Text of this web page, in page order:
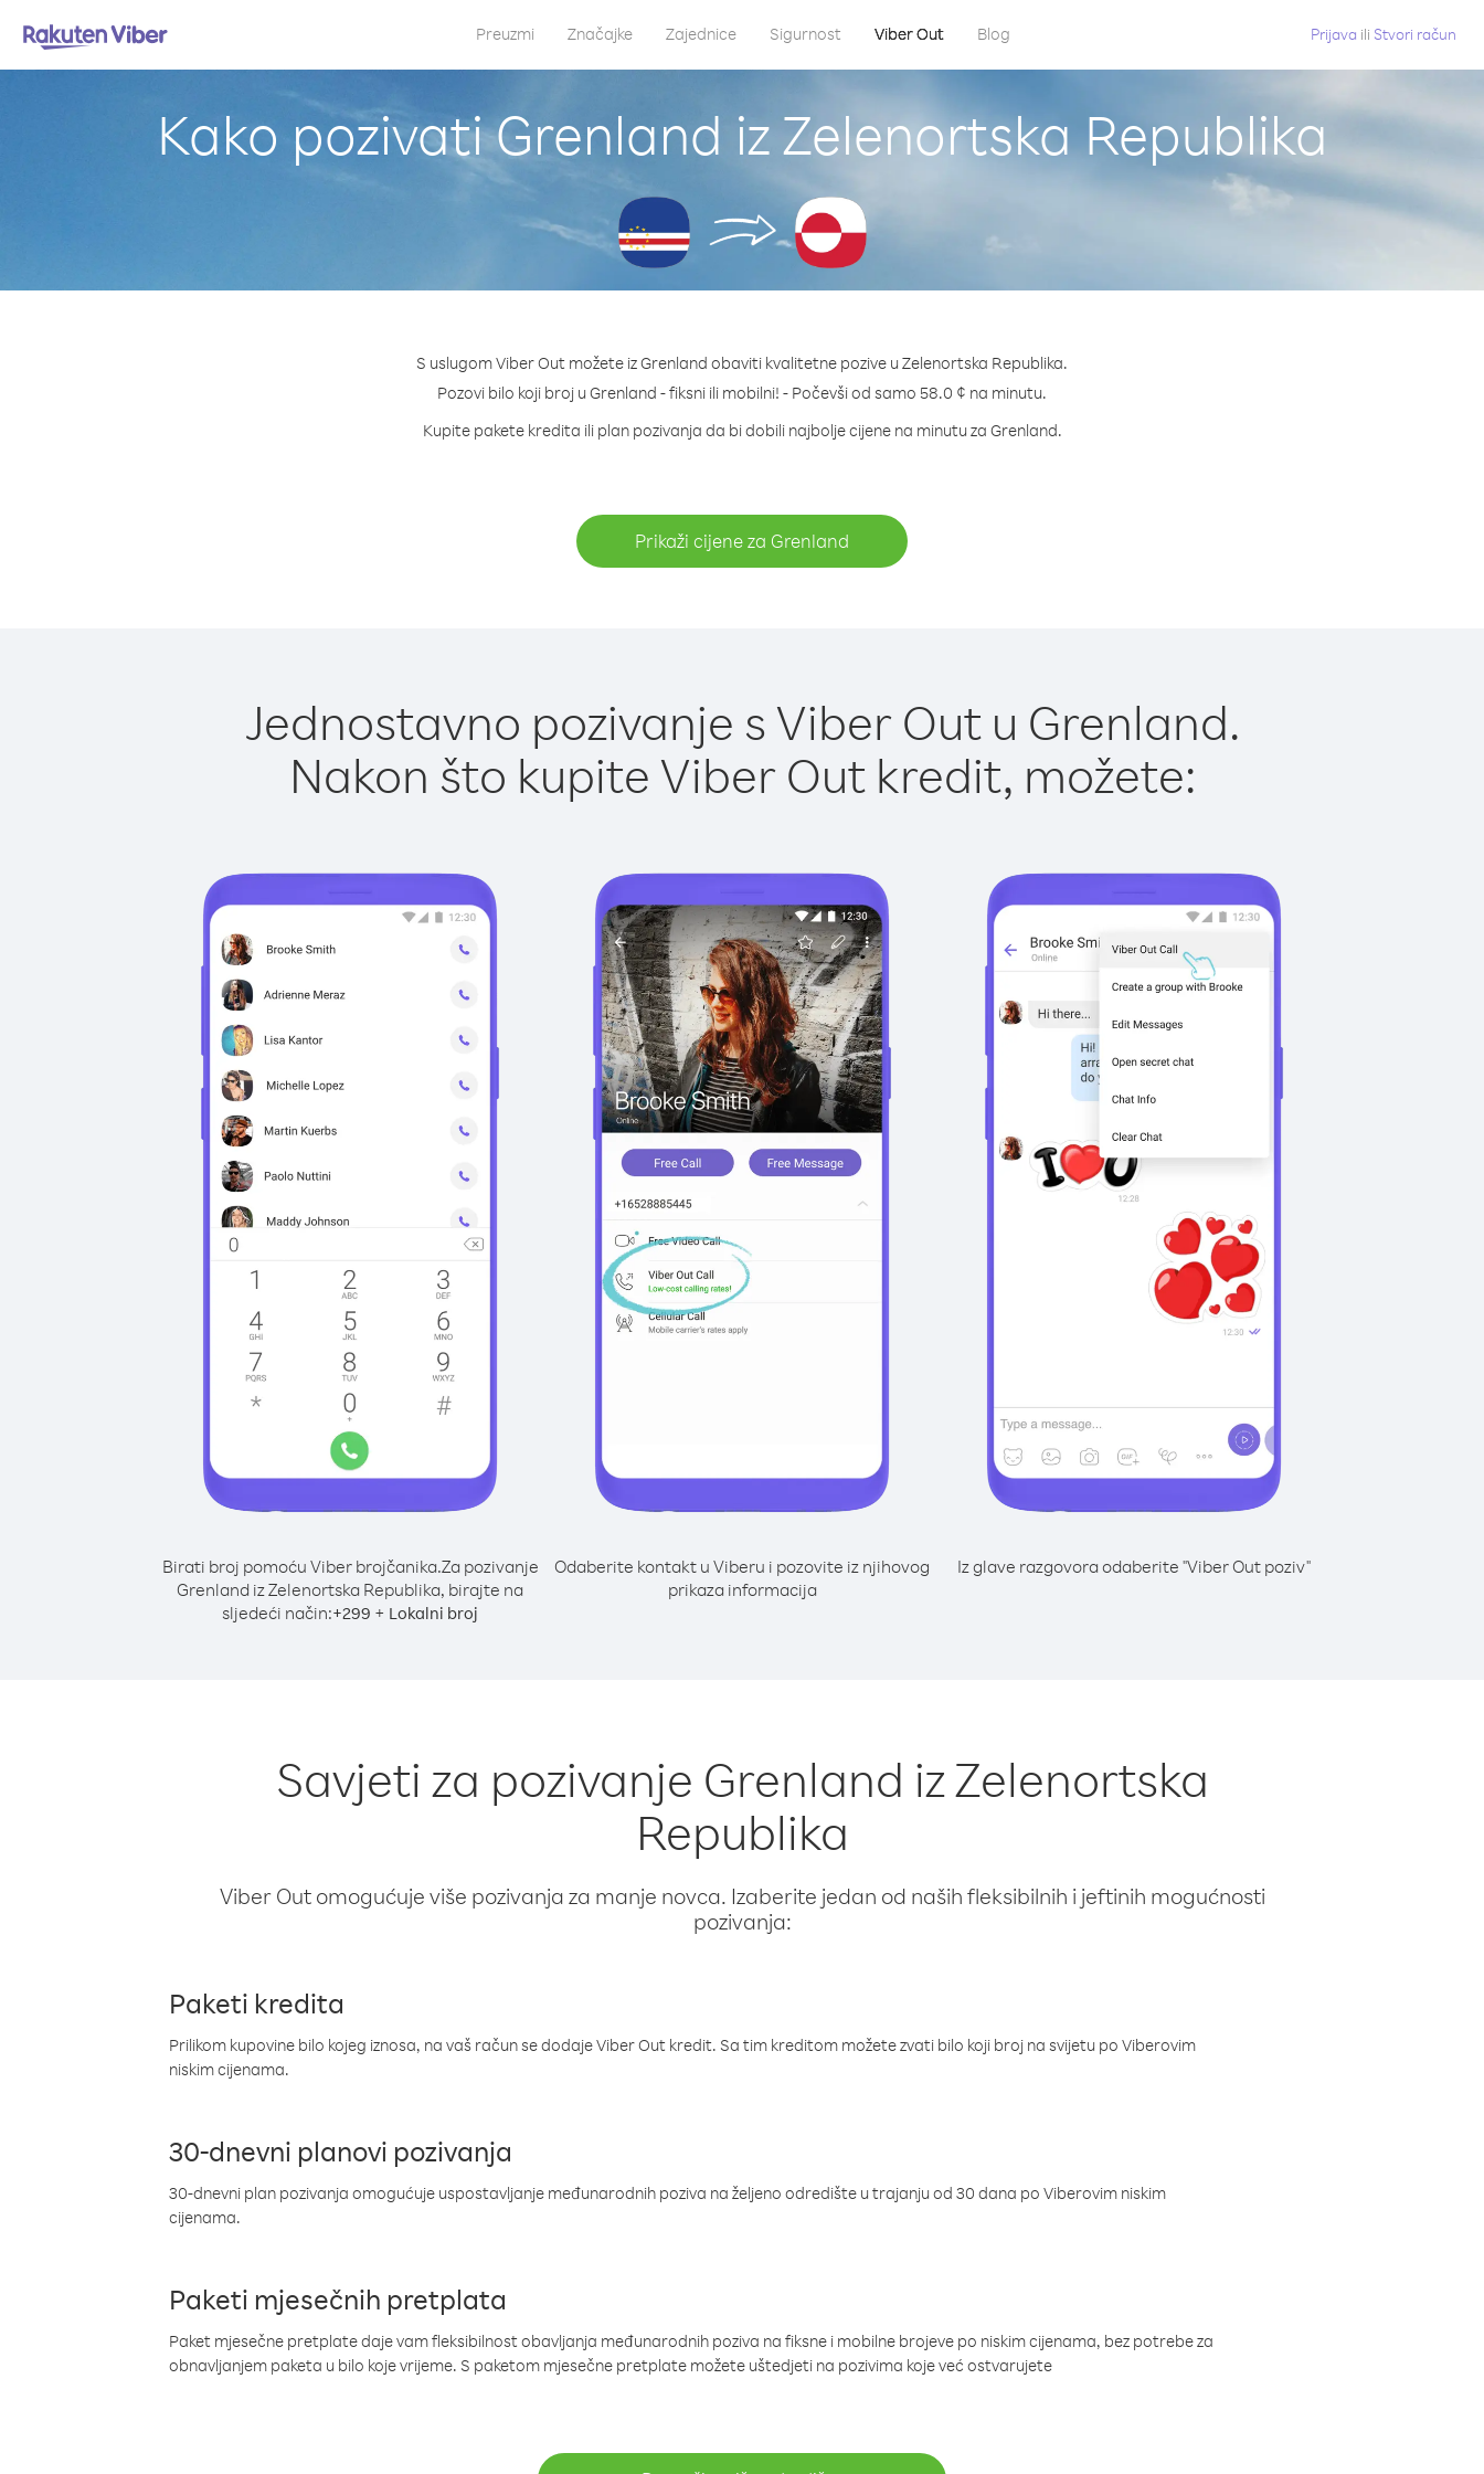
Preuzmi Značajke Zajednice Sigurnost Viber Out Blog Prijava ili Stvori račun
Kako pozivati Grenland iz Zelenortska Republika
S uslugom Viber Out možete iz Grenland obaviti kvalitetne pozive u Zelenortska Republika.
Pozovi bilo koji broj u Grenland - fiksni ili mobilni! - Počevši od samo 58.0 ¢ na minutu.
Kupite pakete kredita ili plan pozivanja da bi dobili najbolje cijene na minutu za Grenland.
Prikaži cijene za Grenland
Jednostavno pozivanje s Viber Out u Grenland.
Nakon što kupite Viber Out kredit, možete:
Birati broj pomoću Viber brojčanika.Za pozivanje
Grenland iz Zelenortska Republika, birajte na
sljedeći način:+299 + Lokalni broj
Odaberite kontakt u Viberu i pozovite iz njihovog
prikaza informacija
Iz glave razgovora odaberite "Viber Out poziv"
Savjeti za pozivanje Grenland iz Zelenortska
Republika
Viber Out omogućuje više pozivanja za manje novca. Izaberite jedan od naših fleksibilnih i jeftinih mogućnosti
pozivanja:
Paketi kredita
Prilikom kupovine bilo kojeg iznosa, na vaš račun se dodaje Viber Out kredit. Sa tim kreditom možete zvati bilo koji broj na svijetu po Viberovim
niskim cijenama.
30-dnevni planovi pozivanja
30-dnevni plan pozivanja omogućuje uspostavljanje međunarodnih poziva na željeno odredište u trajanju od 30 dana po Viberovim niskim
cijenama.
Paketi mjesečnih pretplata
Paket mjesečne pretplate daje vam fleksibilnost obavljanja međunarodnih poziva na fiksne i mobilne brojeve po niskim cijenama, bez potrebe za
obnavljanjem paketa u bilo koje vrijeme. S paketom mjesečne pretplate možete uštedjeti na pozivima koje već ostvarujete